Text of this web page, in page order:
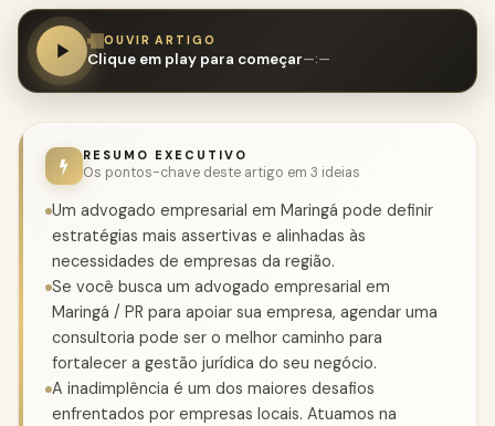
OUVIR ARTIGO
Clique em play para começar—:—
RESUMO EXECUTIVO
Os pontos-chave deste artigo em 3 ideias
Um advogado empresarial em Maringá pode definir
estratégias mais assertivas e alinhadas às
necessidades de empresas da região.
Se você busca um advogado empresarial em
Maringá / PR para apoiar sua empresa, agendar uma
consultoria pode ser o melhor caminho para
fortalecer a gestão jurídica do seu negócio.
A inadimplência é um dos maiores desafios
enfrentados por empresas locais. Atuamos na